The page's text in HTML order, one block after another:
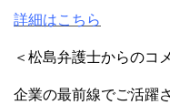
詳細はこちら
＜松島弁護士からのコ
企業の最前線でご活躍